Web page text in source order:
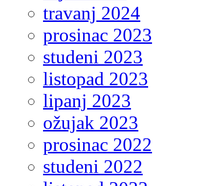
travanj 2024
prosinac 2023
studeni 2023
listopad 2023
lipanj 2023
ožujak 2023
prosinac 2022
studeni 2022